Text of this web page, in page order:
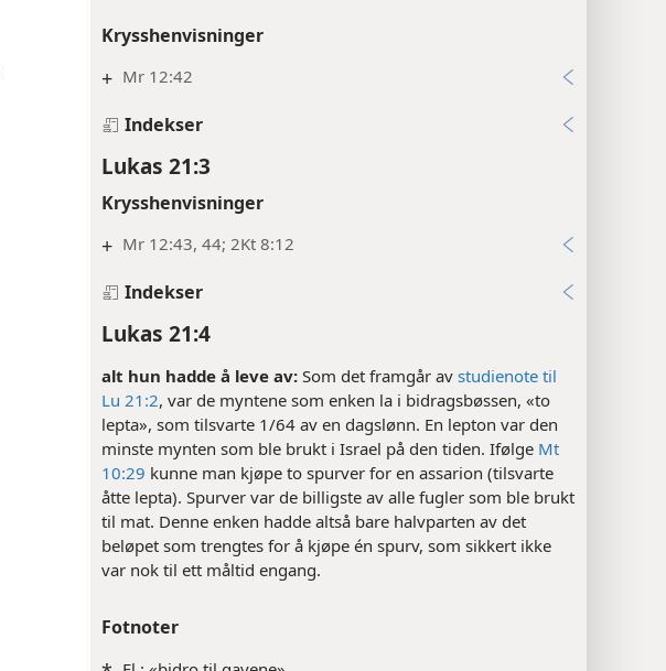
Krysshenvisninger
+ Mr 12:42
Indekser
Lukas 21:3
Krysshenvisninger
+ Mr 12:43, 44; 2Kt 8:12
Indekser
Lukas 21:4
alt hun hadde å leve av: Som det framgår av studienote til
Lu 21:2, var de myntene som enken la i bidragsbøssen, «to
lepta», som tilsvarte 1/64 av en dagslønn. En lepton var den
minste mynten som ble brukt i Israel på den tiden. Ifølge Mt
10:29 kunne man kjøpe to spurver for en assarion (tilsvarte
åtte lepta). Spurver var de billigste av alle fugler som ble brukt
til mat. Denne enken hadde altså bare halvparten av det
beløpet som trengtes for å kjøpe én spurv, som sikkert ikke
var nok til ett måltid engang.
Fotnoter